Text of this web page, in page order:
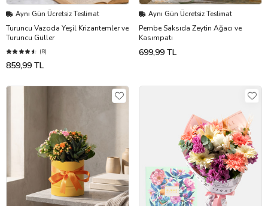
Aynı Gün Ücretsiz Teslimat
Turuncu Vazoda Yeşil Krizantemler ve
Turuncu Güller
(8)
859,99 TL
Aynı Gün Ücretsiz Teslimat
Pembe Saksıda Zeytin Ağacı ve
Kasımpatı
699,99 TL